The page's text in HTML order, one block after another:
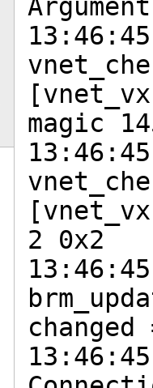
magic
2 0x2
changed